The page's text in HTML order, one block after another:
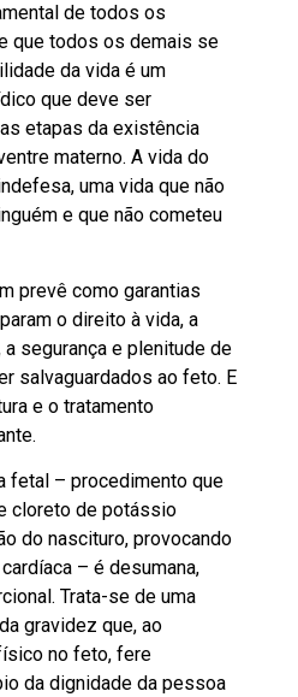
de todos os
que todos os demais se
da vida é um
que deve ser
etapas da existência
materno. A vida do
uma vida que não
e que não cometeu
prevê como garantias
o direito à vida, a
segurança e plenitude de
salvaguardados ao feto. E
e o tratamento
fetal – procedimento que
cloreto de potássio
do nascituro, provocando
– é desumana,
Trata-se de uma
gravidez que, ao
no feto, fere
da dignidade da pessoa